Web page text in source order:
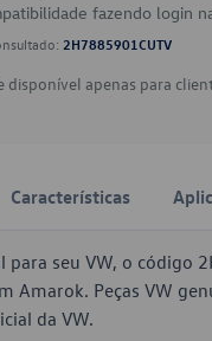
fazendo login
2H7885901CUTV
disponível apenas para
Características
para seu VW, o código
Amarok. Peças VW
da VW.